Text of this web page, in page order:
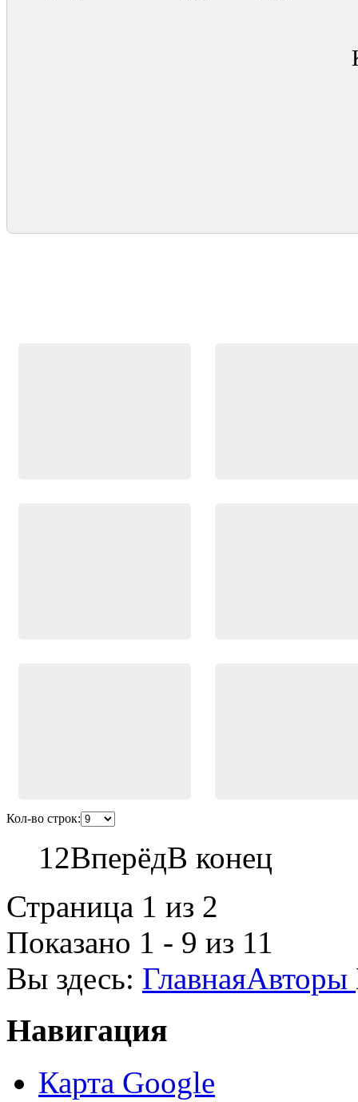
Кол-во строк:
12ВперёдВ конец
Страница 1 из 2
Показано 1 - 9 из 11
Вы здесь: ГлавнаяАвторы
Навигация
Карта Google